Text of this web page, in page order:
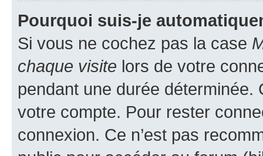
Pourquoi suis-je
Si vous ne cochez pas la case
chaque visite lors de votre
pendant une durée déterminée.
votre compte. Pour rester
connexion. Ce n’est pas